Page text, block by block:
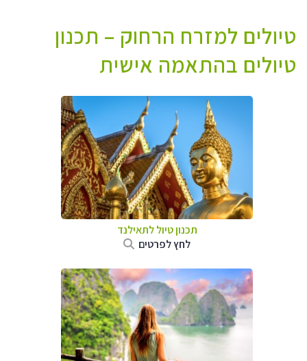
טיולים למזרח הרחוק – תכנון
טיולים בהתאמה אישית
תכנון טיול לתאילנד
לחץ לפרטים